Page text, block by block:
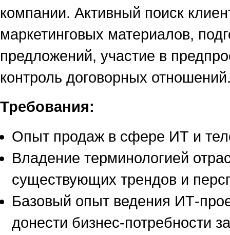
компании. Активный поиск
маркетинговых материалов,
предложений, участие в
контроль договорных
Требования:
Опыт продаж в сфере ИТ и
Владение терминологией
существующих трендов и
Базовый опыт ведения ИТ-
донести бизнес-потребности